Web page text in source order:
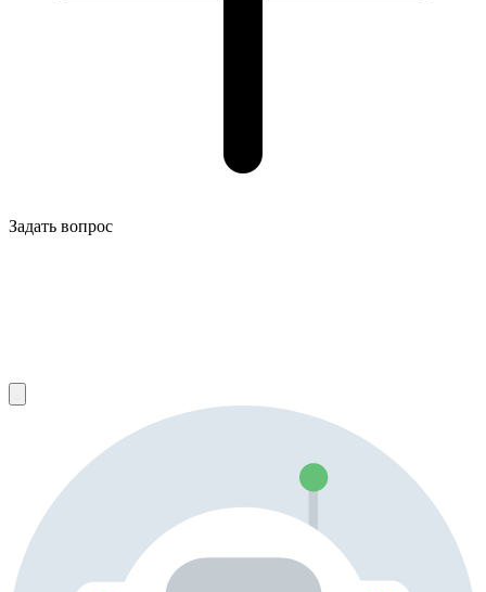
Задать вопрос